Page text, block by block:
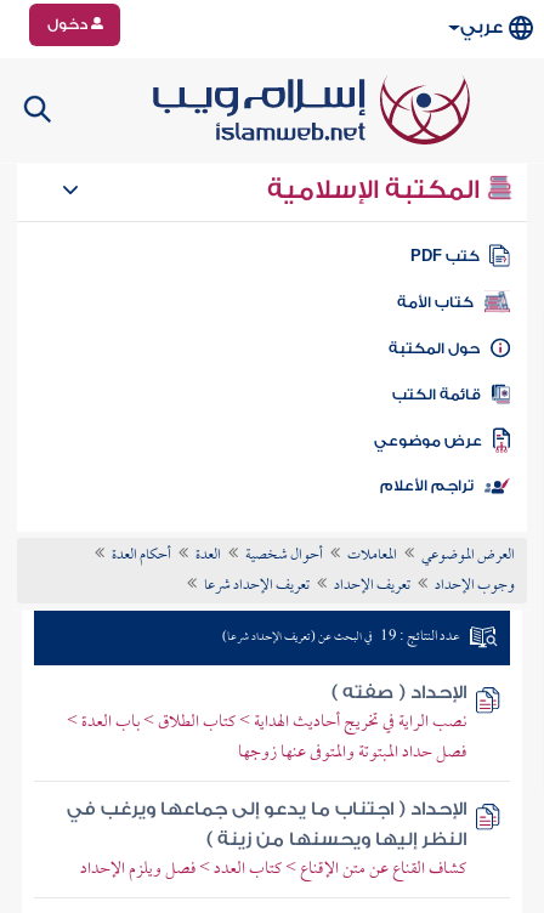
عربي دخول
المكتبة الإسلامية
كتب PDF
كتاب الأمة
المكتبة
الكتب
موضوعي
تراجم الأعلام
العرض الموضوعي المعاملات أحوال شخصية العدة
أحكام العدة
وجوب الإحداد
تعريف الإحداد تعريف الإحداد شرعا
عدد النتائج : 19 في البحث عن (تعريف الإحداد شرعا)
الإحداد ( صفته )
نصب الراية في تخريج أحاديث الهداية > كتاب الطلاق > باب العدة >
فصل حداد المبتوتة والمتوفى عنها زوجها
الإحداد ( اجتناب ما يدعو إلى جماعها ويرغب في
النظر إليها ويحسنها من زينة )
كشاف القناع عن متن الإقناع > كتاب العدد > فصل ويلزم الإحداد